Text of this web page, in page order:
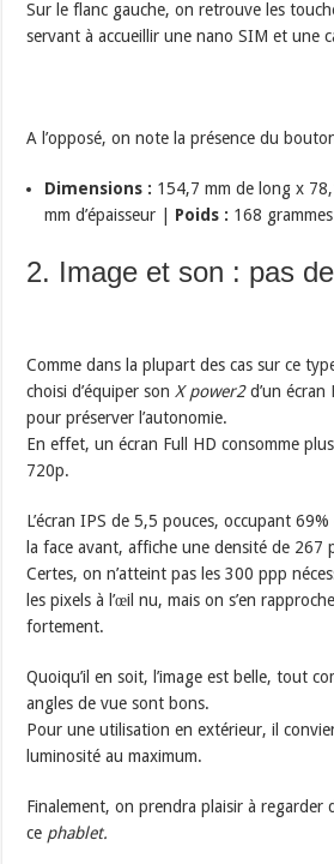
Sur le flanc gauche, on retrouve les
servant à accueillir une nano SIM et une
A l’opposé, on note la présence du
Dimensions : 154,7 mm de long x
mm d’épaisseur | Poids : 168 grammes
2. Image et son : pas
Comme dans la plupart des cas sur ce
choisi d’équiper son X power2d’un écran
pour préserver l’autonomie.
En effet, un écran Full HD consomme plus
720p.
L’écran IPS de 5,5 pouces, occupant
la face avant, affiche une densité de 267
Certes, on n’atteint pas les 300 ppp
les pixels à l’œil nu, mais on s’en
fortement.
Quoiqu’il en soit, l’image est belle, tout
angles de vue sont bons.
Pour une utilisation en extérieur, il
luminosité au maximum.
Finalement, on prendra plaisir à regarder
ce phablet.